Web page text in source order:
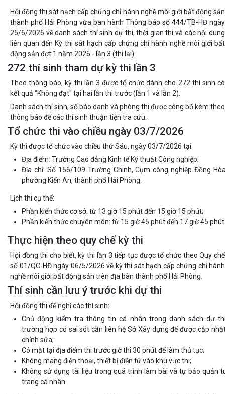
Hội đồng thi sát hạch cấp chứng chỉ hành nghề môi giới bất động sản
thành phố Hải Phòng vừa ban hành Thông báo số 444/TB-HĐ ngày
25/6/2026 về danh sách thí sinh dự thi, thời gian thi và các nội dung
liên quan đến Kỳ thi sát hạch cấp chứng chỉ hành nghề môi giới bất
động sản đợt 1 năm 2026 - lần 3 (thi lại).
272 thí sinh tham dự kỳ thi lần 3
Theo thông báo, kỳ thi lần 3 được tổ chức dành cho 272 thí sinh có
kết quả "Không đạt" tại hai lần thi trước (lần 1 và lần 2).
Danh sách thí sinh, số báo danh và phòng thi được công bố kèm theo
thông báo để các thí sinh thuận tiện tra cứu.
Tổ chức thi vào chiều ngày 03/7/2026
Kỳ thi được tổ chức vào chiều thứ Sáu, ngày 03/7/2026 tại:
Địa điểm: Trường Cao đẳng Kinh tế Kỹ thuật Công nghiệp;
Địa chỉ: Số 156/109 Trường Chinh, Cụm công nghiệp Đồng
phường Kiến An, thành phố Hải Phòng.
Lịch thi cụ thể:
Phần kiến thức cơ sở: từ 13 giờ 15 phút đến 15 giờ 15 phút;
Phần kiến thức chuyên môn: từ 15 giờ 45 phút đến 17 giờ 45
Thực hiện theo quy chế kỳ thi
Hội đồng thi cho biết, kỳ thi lần 3 tiếp tục được tổ chức theo Quy chế
số 01/QC-HĐ ngày 06/5/2026 về kỳ thi sát hạch cấp chứng chỉ hành
nghề môi giới bất động sản trên địa bàn thành phố Hải Phòng.
Thí sinh cần lưu ý trước khi dự thi
Hội đồng thi đề nghị các thí sinh:
Chủ động kiểm tra thông tin cá nhân trong danh sách dự
trường hợp có sai sót cần liên hệ Sở Xây dựng để được cập
chỉnh sửa;
Có mặt tại địa điểm thi trước giờ thi 30 phút để làm thủ tục;
Không mang điện thoại, thiết bị điện tử vào khu vực thi;
Không sử dụng tài liệu trong quá trình làm bài và tự bảo quản
trang cá nhân.